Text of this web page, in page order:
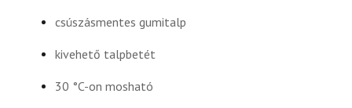
csúszásmentes gumitalp
kivehető talpbetét
30 °C-on mosható